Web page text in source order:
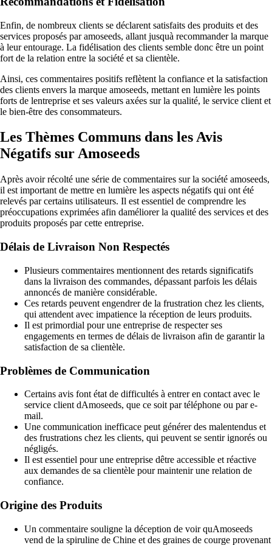
Enfin, de nombreux clients se déclarent satisfaits des produits et des
services proposés par amoseeds, allant jusquà recommander la marque
à leur entourage. La fidélisation des clients semble donc être un point
fort de la relation entre la société et sa clientèle.
Ainsi, ces commentaires positifs reflètent la confiance et la satisfaction
des clients envers la marque amoseeds, mettant en lumière les points
forts de lentreprise et ses valeurs axées sur la qualité, le service client et
le bien-être des consommateurs.
Les Thèmes Communs dans les Avis
Négatifs sur Amoseeds
Après avoir récolté une série de commentaires sur la société amoseeds,
il est important de mettre en lumière les aspects négatifs qui ont été
relevés par certains utilisateurs. Il est essentiel de comprendre les
préoccupations exprimées afin daméliorer la qualité des services et des
produits proposés par cette entreprise.
Délais de Livraison Non Respectés
Plusieurs commentaires mentionnent des retards significatifs
dans la livraison des commandes, dépassant parfois les délais
annoncés de manière considérable.
Ces retards peuvent engendrer de la frustration chez les clients,
qui attendent avec impatience la réception de leurs produits.
Il est primordial pour une entreprise de respecter ses
engagements en termes de délais de livraison afin de garantir la
satisfaction de sa clientèle.
Problèmes de Communication
Certains avis font état de difficultés à entrer en contact avec le
service client dAmoseeds, que ce soit par téléphone ou par e-
mail.
Une communication inefficace peut générer des malentendus et
des frustrations chez les clients, qui peuvent se sentir ignorés ou
négligés.
Il est essentiel pour une entreprise dêtre accessible et réactive
aux demandes de sa clientèle pour maintenir une relation de
confiance.
Origine des Produits
Un commentaire souligne la déception de voir quAmoseeds
vend de la spiruline de Chine et des graines de courge provenant